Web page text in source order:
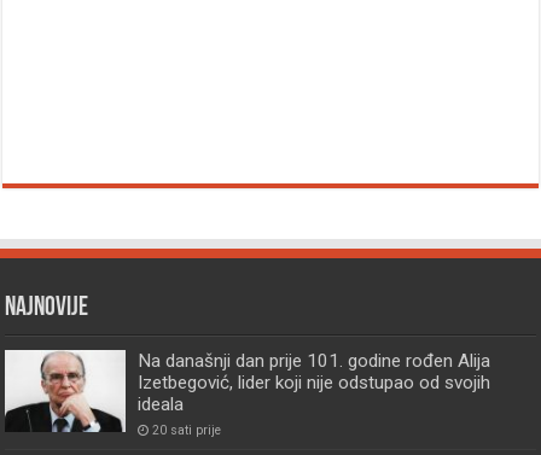
Najnovije
Na današnji dan prije 101. godine rođen Alija
Izetbegović, lider koji nije odstupao od svojih
ideala
20 sati prije